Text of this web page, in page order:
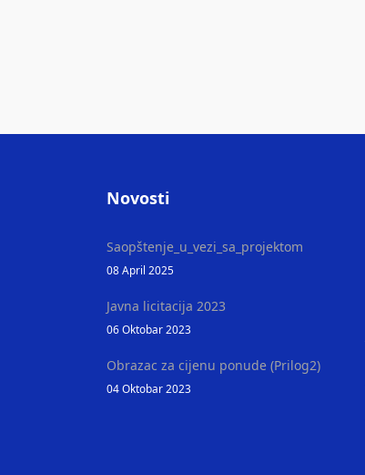
Novosti
Saopštenje_u_vezi_sa_projektom
08 April 2025
Javna licitacija 2023
06 Oktobar 2023
Obrazac za cijenu ponude (Prilog2)
04 Oktobar 2023